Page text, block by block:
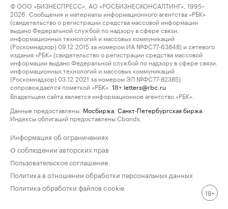
© ООО «БИЗНЕСПРЕСС», АО «РОСБИЗНЕСКОНСАЛТИНГ», 1995–
2026. Сообщения и материалы информационного агентства «РБК»
(свидетельство о регистрации средства массовой информации
выдано Федеральной службой по надзору в сфере связи,
информационных технологий и массовых коммуникаций
(Роскомнадзор) 09.12.2015 за номером ИА №ФС77-63848) и сетевого
издания «РБК» (свидетельство о регистрации средства массовой
информации выдано Федеральной службой по надзору в сфере связи,
информационных технологий и массовых коммуникаций
(Роскомнадзор) 03.12.2021 за номером ЭЛ №ФС77-82385)
сопровождаются пометкой «РБК».
18+ letters@rbc.ru
Владельцем сайта является информационное агентство «РБК».
Данные предоставлены: Мосбиржа Санкт-Петербургская биржа
Индексы облигаций предоставлены Cbonds.
Информация об ограничениях
О соблюдении авторских прав
Пользовательское соглашение
Политика в отношении обработки персональных данных
Политика обработки файлов cookie
18+